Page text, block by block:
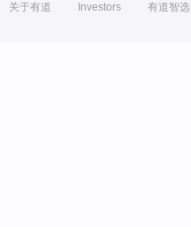
关于有道 Investors 有道智选